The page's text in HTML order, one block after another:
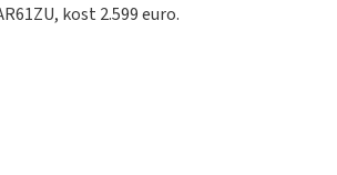
kost 2.599 euro.